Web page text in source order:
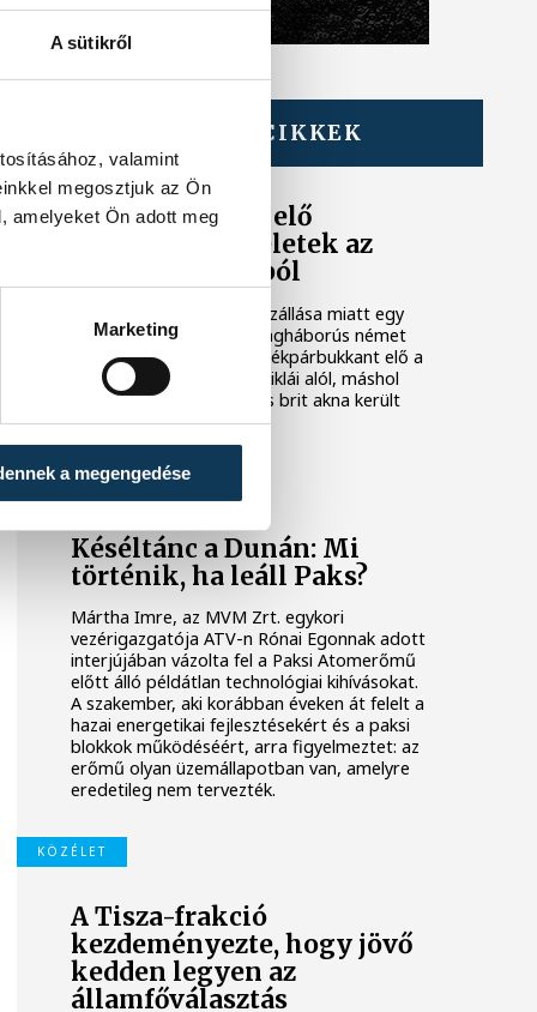
A sütikről
valamint
megosztjuk az Ön
amelyeket Ön adott meg
Marketing
a megengedése
TOVÁBBI CIKKEK
KÖZÉLET
Sorra kerülnek elő
világháborús leletek az
alacsony Dunából
A folyó rekordalacsony vízállása miatt egy
csaknem komplett, II. világháborús német
DKW NZ 350-1 motorkerékpárbukkant elő a
Batthyány téri rakpart sziklái alól, máshol
pedig egy közel féltonnás brit akna került
elő.
KÖZÉLET
Késéltánc a Dunán: Mi
történik, ha leáll Paks?
Mártha Imre, az MVM Zrt. egykori
vezérigazgatója ATV-n Rónai Egonnak adott
interjújában vázolta fel a Paksi Atomerőmű
előtt álló példátlan technológiai kihívásokat.
A szakember, aki korábban éveken át felelt a
hazai energetikai fejlesztésekért és a paksi
blokkok működéséért, arra figyelmeztet: az
erőmű olyan üzemállapotban van, amelyre
eredetileg nem tervezték.
KÖZÉLET
A Tisza-frakció
kezdeményezte, hogy jövő
kedden legyen az
államfőválasztás